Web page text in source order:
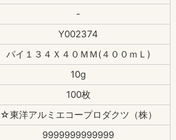
-
Y002374
パイ１３４Ｘ４０ＭＭ(４００ｍＬ)
10g
100枚
☆東洋アルミエコープロダクツ（株）
9999999999999